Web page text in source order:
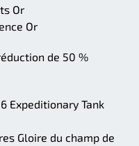
Or
Or
de 50 %
Expeditionary Tank
Gloire du champ de